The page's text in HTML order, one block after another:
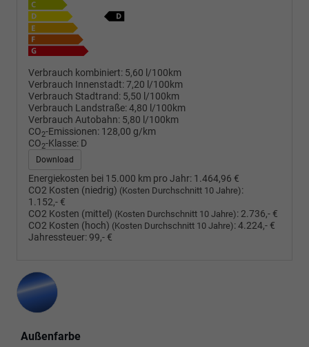
Verbrauch kombiniert: 5,60 l/100km
Verbrauch Innenstadt:7,20 l/100km
Verbrauch Stadtrand: 5,50 l/100km
Verbrauch Landstraße:4,80 l/100km
Verbrauch Autobahn: 5,80 l/100km
CO2-Emissionen: 128,00 g/km
CO2-Klasse: D
Download
Energiekosten bei 15.000 km pro Jahr: 1.464,96 €
CO2 Kosten (niedrig) (Kosten Durchschnitt 10 Jahre):
1.152,- €
CO2 Kosten (mittel) (Kosten Durchschnitt 10 Jahre): 2.736,- €
CO2 Kosten (hoch) (Kosten Durchschnitt 10 Jahre):4.224,- €
Jahressteuer: 99,- €
Außenfarbe